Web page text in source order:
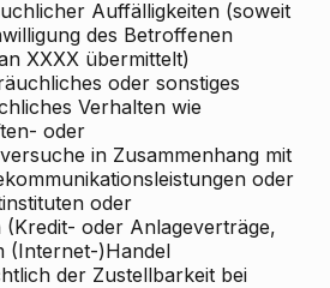
Auffälligkeiten (soweit
des Betroffenen
XXXX übermittelt)
oder sonstiges
Verhalten wie
oder
in Zusammenhang mit
oder
oder
(Kredit- oder Anlageverträge,
(Internet-)Handel
der Zustellbarkeit bei